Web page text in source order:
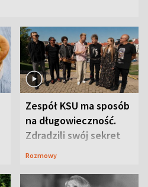
Zespół KSU ma sposób
na długowieczność.
Zdradzili swój sekret
Rozmowy